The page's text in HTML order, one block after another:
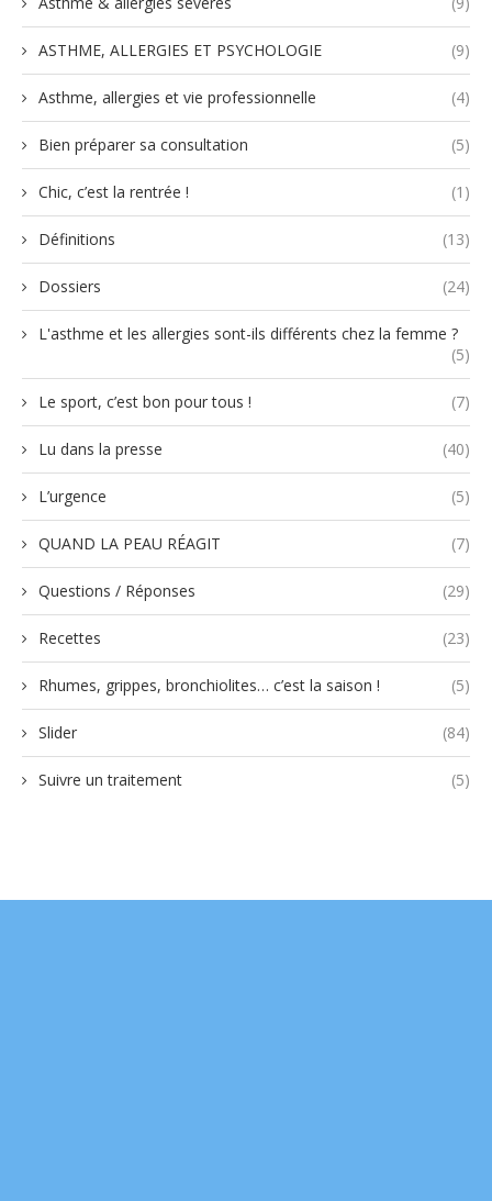
ASTHME, ALLERGIES ET PSYCHOLOGIE (9)
Asthme, allergies et vie professionnelle (4)
Bien préparer sa consultation (5)
Chic, c’est la rentrée ! (1)
Définitions (13)
Dossiers (24)
L'asthme et les allergies sont-ils différents chez la femme ?
(5)
Le sport, c’est bon pour tous ! (7)
Lu dans la presse (40)
L’urgence (5)
QUAND LA PEAU RÉAGIT (7)
Questions / Réponses (29)
Recettes (23)
Rhumes, grippes, bronchiolites… c’est la saison ! (5)
Slider (84)
Suivre un traitement (5)